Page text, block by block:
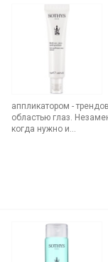
аппликатором -
областью глаз.
когда нужно и...